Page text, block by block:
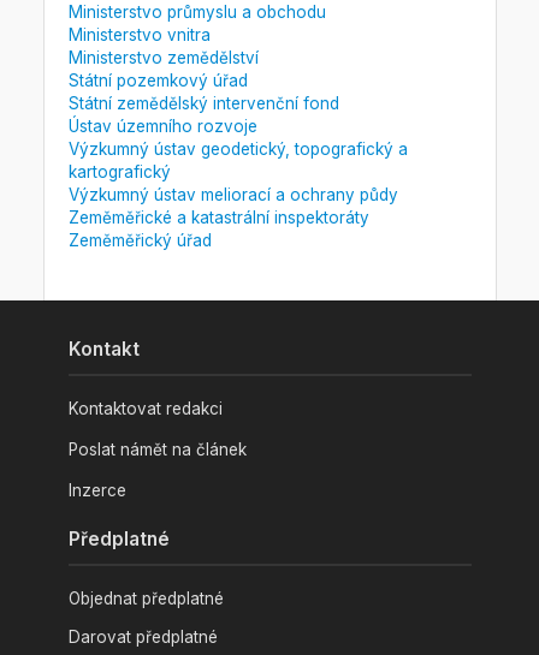
Ministerstvo průmyslu a obchodu
Ministerstvo vnitra
Ministerstvo zemědělství
Státní pozemkový úřad
Státní zemědělský intervenční fond
Ústav územního rozvoje
Výzkumný ústav geodetický, topografický a
kartografický
Výzkumný ústav meliorací a ochrany půdy
Zeměměřické a katastrální inspektoráty
Zeměměřický úřad
Kontakt
Kontaktovat redakci
Poslat námět na článek
Inzerce
Předplatné
Objednat předplatné
Darovat předplatné